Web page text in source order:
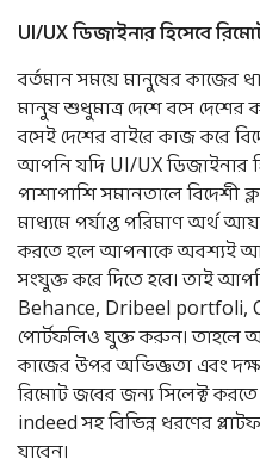
UI/UXডিজাইনারহিসেবে
বর্তমান সময়ে মানুষের কাজের
মানুষ শুধুমাত্র দেশে বসে দেশের
বসেই দেশের বাইরে কাজ করে
আপনি যদি UI/UX ডিজাইনার
পাশাপাশি সমানতালে বিদেশী
মাধ্যমে পর্যাপ্ত পরিমাণ অর্থ
করতে হলে আপনাকে অবশ্যই
সংযুক্ত করে দিতে হবে। তাই
Behance, Dribeel portfoli,
পোর্টফলিও যুক্ত করুন। তাহলে
কাজের উপর অভিজ্ঞতা এবং
রিমোট জবের জন্য সিলেক্ট
indeed সহ বিভিন্ন ধরণের
যাবেন।